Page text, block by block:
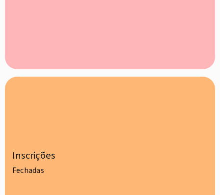
Inscrições
Fechadas